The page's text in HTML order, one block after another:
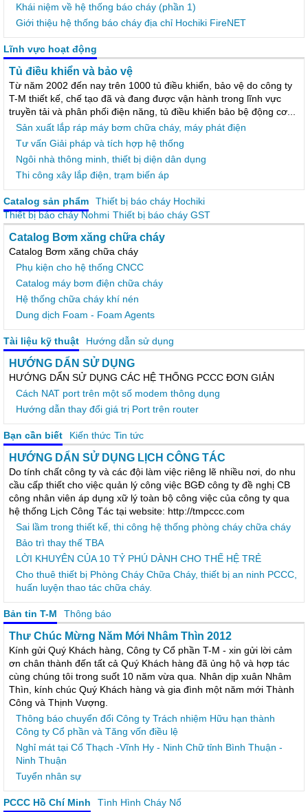
Khái niệm về hệ thống báo cháy (phần 1)
Giới thiệu hệ thống báo cháy địa chỉ Hochiki FireNET
Lĩnh vực hoạt động
Tủ điều khiển và bảo vệ
Từ năm 2002 đến nay trên 1000 tủ điều khiển, bảo vệ do công ty
T-M thiết kế, chế tạo đã và đang được vận hành trong lĩnh vực
truyền tải và phân phối điện năng, tủ điều khiển bảo bệ động cơ...
Sản xuất lắp ráp máy bơm chữa cháy, máy phát điện
Tư vấn Giải pháp và tích hợp hệ thống
Ngôi nhà thông minh, thiết bị diện dân dụng
Thi công xây lắp điện, trạm biến áp
Catalog sản phẩm
Thiết bị báo cháy Hochiki
Thiết bị báo cháy Nohmi Thiết bị báo cháy GST
Catalog Bơm xăng chữa cháy
Catalog Bơm xăng chữa cháy
Phụ kiện cho hệ thống CNCC
Catalog máy bơm điện chữa cháy
Hệ thống chữa cháy khí nén
Dung dịch Foam - Foam Agents
Tài liệu kỹ thuật Hướng dẫn sử dụng
HƯỚNG DẨN SỬ DỤNG
HƯỚNG DẨN SỬ DỤNG CÁC HỆ THỐNG PCCC ĐƠN GIẢN
Cách NAT port trên một số modem thông dụng
Hướng dẫn thay đổi giá trị Port trên router
Bạn cần biết Kiến thức Tin tức
HƯỚNG DẨN SỬ DỤNG LỊCH CÔNG TÁC
Do tính chất công ty và các đội làm việc riêng lẽ nhiều nơi, do nhu
cầu cấp thiết cho việc quản lý công việc BGĐ công ty đề nghị CB
công nhân viên áp dụng xữ lý toàn bộ công việc của công ty qua
hệ thống Lịch Công Tác tại website: http://tmpccc.com
Sai lầm trong thiết kế, thi công hệ thống phòng cháy chữa cháy
Bảo trì thay thế TBA
LỜI KHUYÊN CỦA 10 TỶ PHÚ DÀNH CHO THẾ HỆ TRẺ
Cho thuê thiết bị Phòng Cháy Chữa Cháy, thiết bị an ninh PCCC,
huấn luyện thao tác chữa cháy.
Bản tin T-M Thông báo
Thư Chúc Mừng Năm Mới Nhâm Thìn 2012
Kính gửi Quý Khách hàng, Công ty Cổ phần T-M - xin gửi lời cảm
ơn chân thành đến tất cả Quý Khách hàng đã ủng hộ và hợp tác
cùng chúng tôi trong suốt 10 năm vừa qua. Nhân dịp xuân Nhâm
Thìn, kính chúc Quý Khách hàng và gia đình một năm mới Thành
Công và Thịnh Vượng.
Thông báo chuyển đổi Công ty Trách nhiệm Hữu hạn thành
Công ty Cổ phần và Tăng vốn điều lệ
Nghỉ mát tại Cổ Thạch -Vĩnh Hy - Ninh Chữ tỉnh Bình Thuận -
Ninh Thuận
Tuyển nhân sự
PCCC Hồ Chí Minh
Tình Hình Cháy Nổ